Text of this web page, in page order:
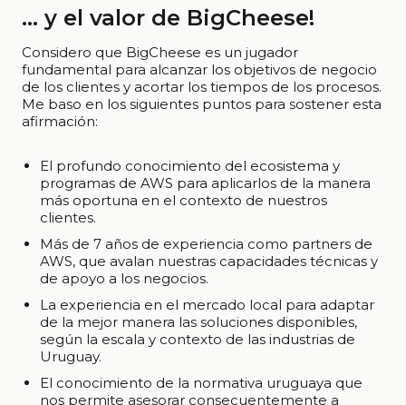
… y el valor de BigCheese!
Considero que BigCheese es un jugador
fundamental para alcanzar los objetivos de negocio
de los clientes y acortar los tiempos de los procesos.
Me baso en los siguientes puntos para sostener esta
afirmación:
El profundo conocimiento del ecosistema y
programas de AWS para aplicarlos de la manera
más oportuna en el contexto de nuestros
clientes.
Más de 7 años de experiencia como partners de
AWS, que avalan nuestras capacidades técnicas y
de apoyo a los negocios.
La experiencia en el mercado local para adaptar
de la mejor manera las soluciones disponibles,
según la escala y contexto de las industrias de
Uruguay.
El conocimiento de la normativa uruguaya que
nos permite asesorar consecuentemente a